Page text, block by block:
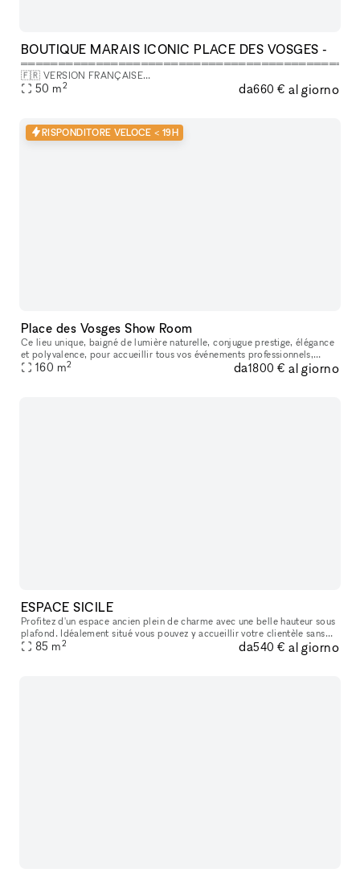
BOUTIQUE MARAIS ICONIC PLACE DES VOSGES -
═══════════════════════════════════════════
🇫🇷 VERSION FRANÇAISE
═══════════════════════════════════════════
50 m2 da660 € al giorno
RISPONDITORE VELOCE < 19H
Place des Vosges Show Room
Ce lieu unique, baigné de lumière naturelle, conjugue prestige, élégance
et polyvalence, pour accueillir tous vos événements professionnels,
privés ou créatifs. Que vous soyez à la recherche d’un lie
160 m2 da1800 € al giorno
ESPACE SICILE
Profitez d'un espace ancien plein de charme avec une belle hauteur sous
plafond. Idéalement situé vous pouvez y accueillir votre clientèle sans
problème. Il y a un espace stockage ainsi qu'un espace
85 m2 da540 € al giorno